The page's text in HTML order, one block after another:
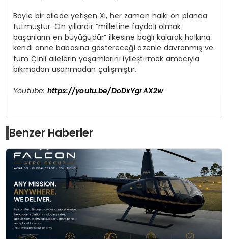
Böyle bir ailede yetişen Xi, her zaman halkı ön planda
tutmuştur. On yıllardır “milletine faydalı olmak
başarıların en büyüğüdür” ilkesine bağlı kalarak halkına
kendi anne babasına göstereceği özenle davranmış ve
tüm Çinli ailelerin yaşamlarını iyileştirmek amacıyla
bıkmadan usanmadan çalışmıştır.
Youtube:https://youtu.be/DoDxYgrAX2w
Benzer Haberler